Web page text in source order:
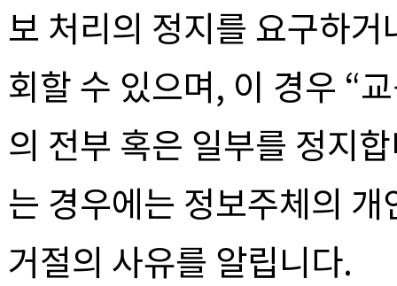
보 처리의 정지를 요구하
회할 수 있으며, 이 경우 “
의 전부 혹은 일부를 정지
는 경우에는 정보주체의
거절의 사유를 알립니다.